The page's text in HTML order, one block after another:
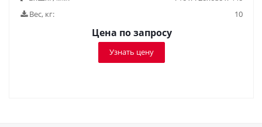
Вес, кг:
10
Цена по запросу
Узнать цену